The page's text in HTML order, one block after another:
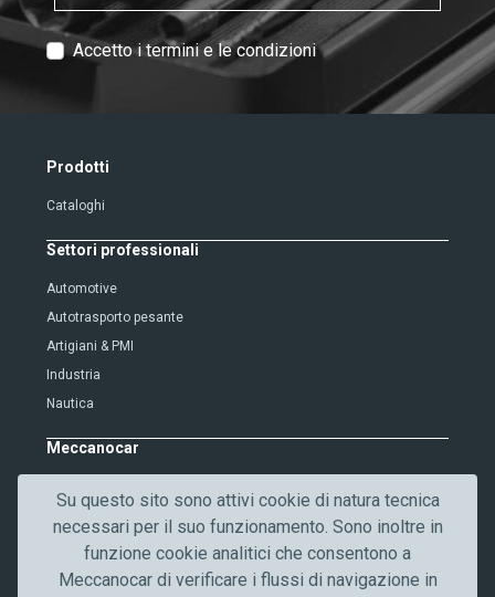
V
f
c
a
d
e
l
T
e
s
o
Accetto i termini e le condizioni
Prodotti
Cataloghi
Settori professionali
Automotive
Autotrasporto pesante
Artigiani & PMI
Industria
Nautica
Meccanocar
Qualità
Contattaci
Su questo sito sono attivi cookie di natura tecnica
necessari per il suo funzionamento. Sono inoltre in
funzione cookie analitici che consentono a
Meccanocar di verificare i flussi di navigazione in